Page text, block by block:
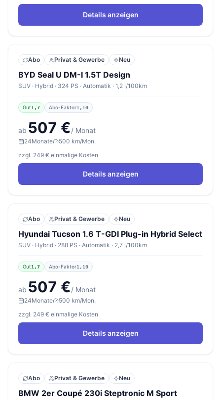
Details anzeigen
Abo Privat & Gewerbe Neu
BYD Seal U DM-I 1.5T Design
SUV · Hybrid · 324 PS · Automatik · 1,2 l/100km
Gut1,7 Abo-Faktor1,10
ab 507 €/ Monat
24Monate
500 km/Mon.
zzgl. 249 € einmalige Kosten
Details anzeigen
Abo Privat & Gewerbe Neu
Hyundai Tucson 1.6 T-GDI Plug-in Hybrid Select
SUV · Hybrid · 288 PS · Automatik · 2,7 l/100km
Gut1,7 Abo-Faktor1,10
ab 507 €/ Monat
24Monate
500 km/Mon.
zzgl. 249 € einmalige Kosten
Details anzeigen
Abo Privat & Gewerbe Neu
BMW 2er Coupé 230i Steptronic M Sport